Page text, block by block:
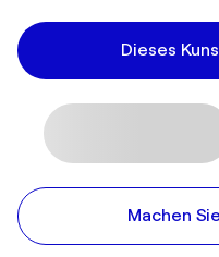
Dieses
Machen